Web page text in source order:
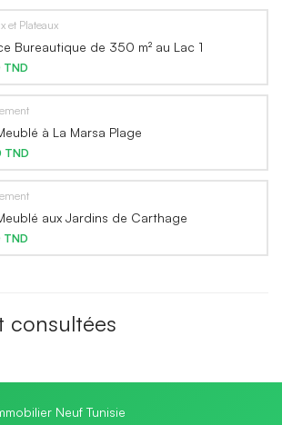
et Plateaux
Bureautique de 350 m² au Lac 1
à La Marsa Plage
TND
aux Jardins de Carthage
consultées
Neuf Tunisie